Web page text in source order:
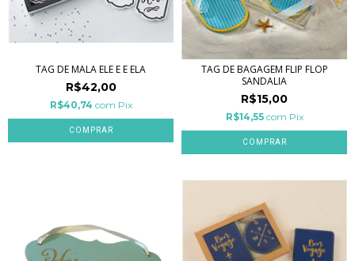
TAG DE MALA ELE E E ELA
R$42,00
R$40,74 com Pix
TAG DE BAGAGEM FLIP FLOP
SANDALIA
R$15,00
R$14,55 com Pix